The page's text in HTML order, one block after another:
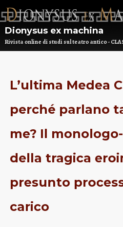
Dionysus ex machina
Rivista online di studi sul teatro antico -
L’ultima Medea
perché parlano
me? Il
della tragica
presunto
carico